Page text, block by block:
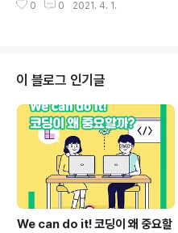
로 2021년「어린이 재난안전훈련」을 추
학생이 스스로 훈련 기획부터 실행까지 직
며 관련 전문가가 진행을 돕는다. 참여 학
련 기간(4~11월) 중 4주 이내에서 재난
으로 운영할 수 있다. 1~2주 차에는 학
아보기, 소방서 방문 역할 체험, 안전지도
리오와 대피지도를 만든다. 3..
0 0 2021. 4. 1.
이 블로그 인기글
We can do it! 코딩이 왜 중요할